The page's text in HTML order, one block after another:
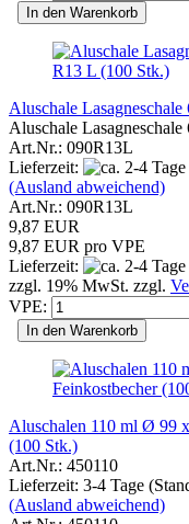
In den Warenkorb
Aluschale
Aluschale
Art.Nr.: 090R13L
Lieferzeit:
(Ausland abweichend)
Art.Nr.: 090R13L
9,87 EUR
9,87 EUR pro VPE
Lieferzeit:
zzgl. 19% MwSt. zzgl.
VPE:
In den Warenkorb
Aluschalen 110 ml Ø 99
(100 Stk.)
Art.Nr.: 450110
Lieferzeit: 3-4 Tage
(Ausland abweichend)